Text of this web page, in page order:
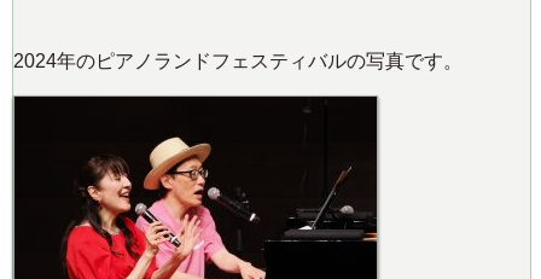
2024年のピアノランドフェスティバルの写真です。